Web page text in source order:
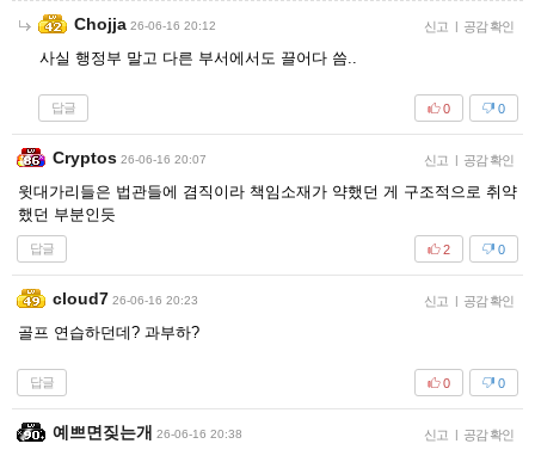
Chojja 26-06-16 20:12 신고 | 공감 확인
사실 행정부 말고 다른 부서에서도 끌어다 씀..
답글 0
0
Cryptos 26-06-16 20:07 신고 | 공감 확인
윗대가리들은 법관들에 겸직이라 책임소재가 약했던 게 구조적으로 취약
했던 부분인듯
답글 0
2
cloud7 26-06-16 20:23 신고 | 공감 확인
골프 연습하던데? 과부하?
답글 0
0
예쁘면짖는개 26-06-16 20:38 신고 | 공감 확인